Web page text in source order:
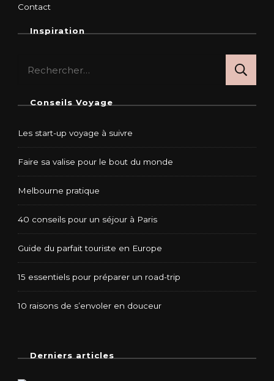
Contact
Inspiration
Conseils Voyage
Les start-up voyage à suivre
Faire sa valise pour le bout du monde
Melbourne pratique
40 conseils pour un séjour à Paris
Guide du parfait touriste en Europe
15 essentiels pour préparer un road-trip
10 raisons de s’envoler en douceur
Derniers articles